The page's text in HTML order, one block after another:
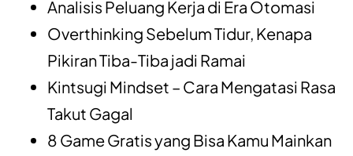
Analisis Peluang Kerja di Era Otomasi
Overthinking Sebelum Tidur, Kenapa
Pikiran Tiba-Tiba jadi Ramai
Kintsugi Mindset – Cara Mengatasi Rasa
Takut Gagal
8 Game Gratis yang Bisa Kamu Mainkan